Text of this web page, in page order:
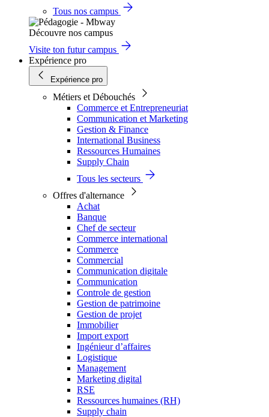
Tous nos campus
Découvre nos campus
Visite ton futur campus
Expérience pro
Expérience pro
Métiers et Débouchés
Commerce et Entrepreneuriat
Communication et Marketing
Gestion & Finance
International Business
Ressources Humaines
Supply Chain
Tous les secteurs
Offres d'alternance
Achat
Banque
Chef de secteur
Commerce international
Commerce
Commercial
Communication digitale
Communication
Controle de gestion
Gestion de patrimoine
Gestion de projet
Immobilier
Import export
Ingénieur d’affaires
Logistique
Management
Marketing digital
RSE
Ressources humaines (RH)
Supply chain